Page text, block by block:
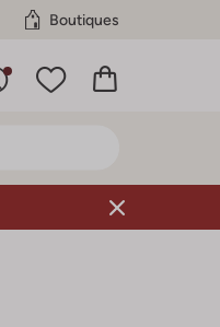
Boutiques